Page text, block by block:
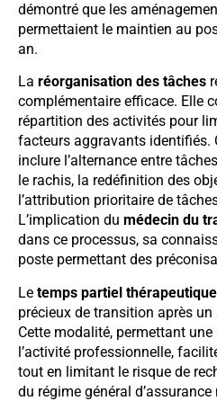
démontré que les
permettaient le maintien au
an.
La réorganisation des tâches
complémentaire efficace. Elle
répartition des activités pour
facteurs aggravants identifiés.
inclure l’alternance entre
le rachis, la redéfinition des
l’attribution prioritaire de
L’implication du médecin du
dans ce processus, sa
poste permettant des
Le temps partiel thérapeutique
précieux de transition après
Cette modalité, permettant
l’activité professionnelle,
tout en limitant le risque de
du régime général